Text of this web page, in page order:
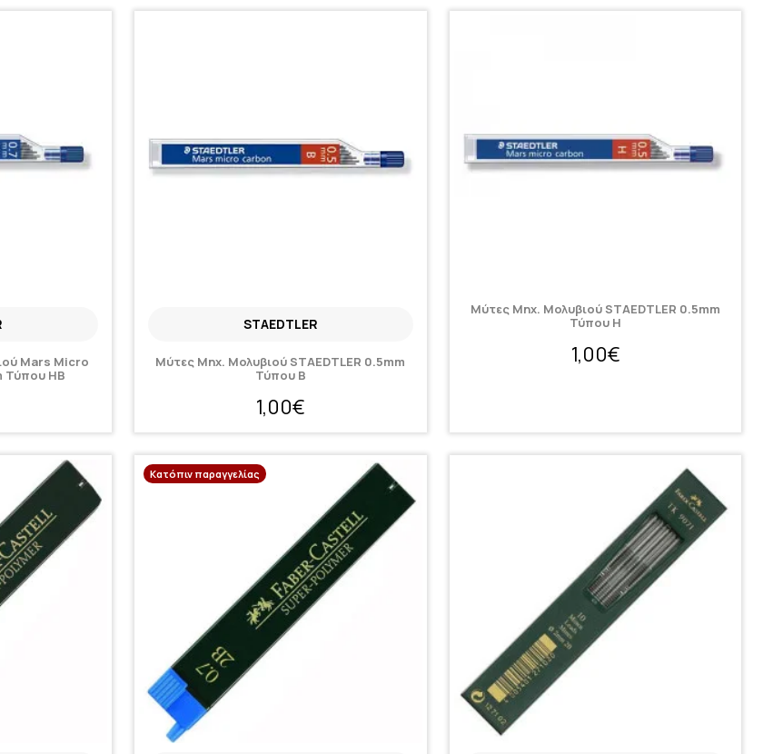
Mars Micro
Τύπου HB
STAEDTLER
Μύτες Μηχ. Μολυβιού STAEDTLER 0.5mm
Τύπου B
1,00€
Μύτες Μηχ. Μολυβιού STAEDTLER 0.5mm
Τύπου H
1,00€
Κατόπιν παραγγελίας